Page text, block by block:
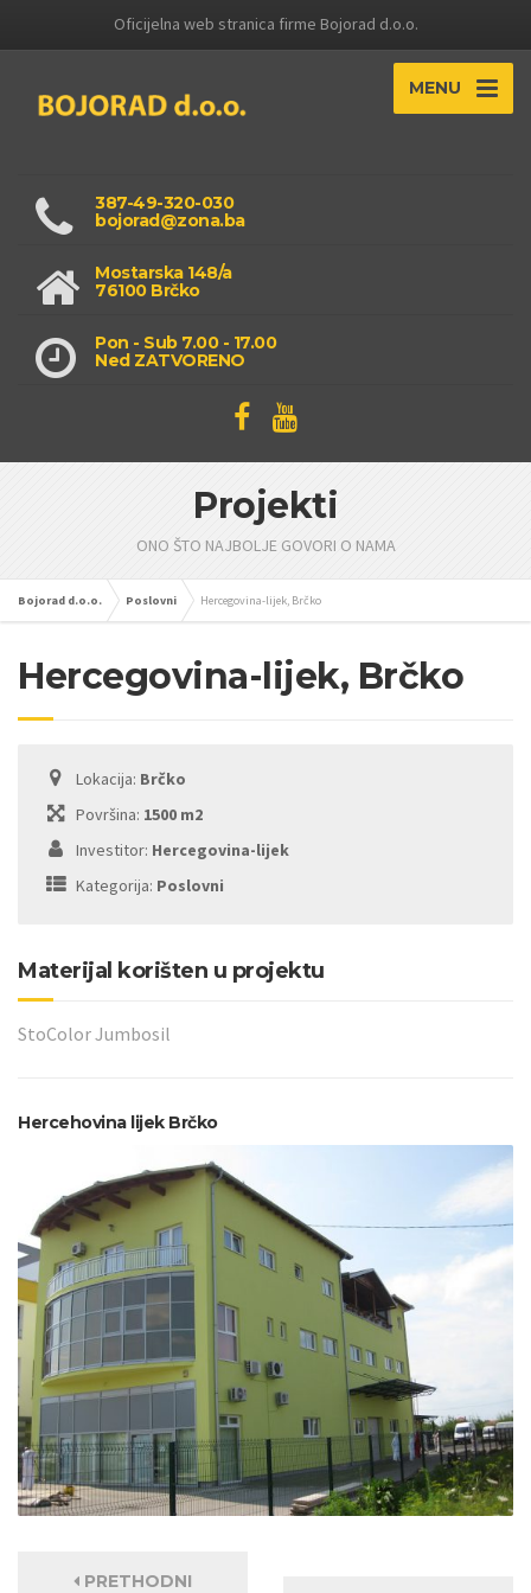
Oficijelna web stranica firme Bojorad d.o.o.
MENU
387-49-320-030
bojorad@zona.ba
Mostarska 148/a
76100 Brčko
Pon - Sub 7.00 - 17.00
Ned ZATVORENO
Projekti
ONO ŠTO NAJBOLJE GOVORI O NAMA
Bojorad d.o.o. Poslovni Hercegovina-lijek, Brčko
Hercegovina-lijek, Brčko
Lokacija: Brčko
Površina: 1500 m2
Investitor: Hercegovina-lijek
Kategorija: Poslovni
Materijal korišten u projektu
StoColor Jumbosil
Hercehovina lijek Brčko
PRETHODNI